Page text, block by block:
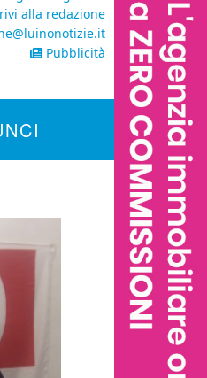
alla redazione
Pubblicità